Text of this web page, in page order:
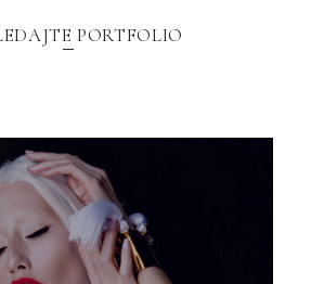
PORTFOLIO